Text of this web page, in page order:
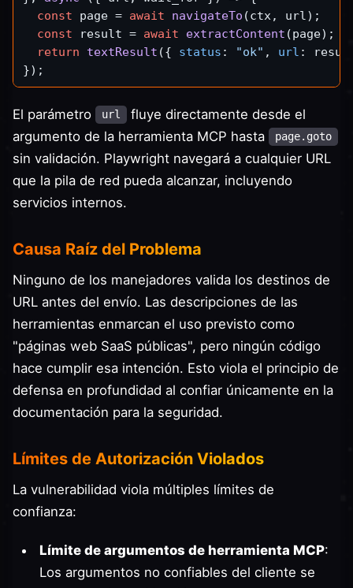
const page = await navigateTo (ctx,
const result = await extractContent (page);
return
textResult ({ status : "ok" , url :
El parámetro url
fluye directamente desde el
argumento de la herramienta MCP hasta
page.goto
sin validación. Playwright navegará a cualquier URL
que la pila de red pueda alcanzar, incluyendo
servicios internos.
Causa Raíz del Problema
Ninguno de los manejadores valida los destinos de
URL antes del envío. Las descripciones de las
herramientas enmarcan el uso previsto como
"páginas web SaaS públicas", pero ningún código
hace cumplir esa intención. Esto viola el principio de
defensa en profundidad al confiar únicamente en la
documentación para la seguridad.
Límites de Autorización Violados
La vulnerabilidad viola múltiples límites de
confianza:
Límite de argumentos de herramienta MCP:
Los argumentos no confiables del cliente se